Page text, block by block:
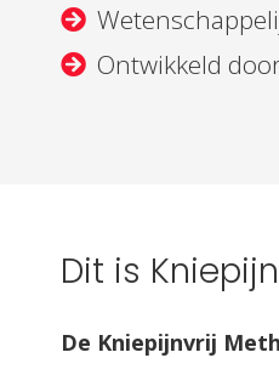
Ontwikkeld
Dit is
De Kniepijnvrij